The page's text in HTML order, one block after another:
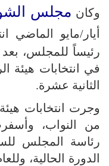
وكان مجلس
أيار/مايو الماضي
رئيساً للمجلس،
في انتخابات هيئة
الثانية عشرة.
وجرت انتخابات
من النواب،
رئاسة المجلس
الدورة الحالية،